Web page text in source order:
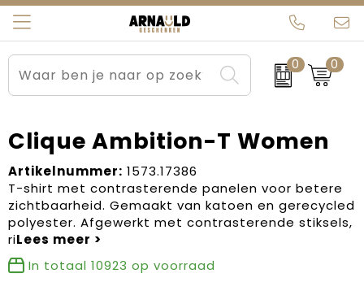
0 0
Relatiegeschenken
Sportkleding
Werkkleding
Kleding en textiel
Tassen
Beurs en Evenementen
Brievenbuspakketten
Carnaval
Dag van de Zorg
Kerstartikelen
Arnauld Kerstpakketten
MijnEigenKadootje
Ons team
Contact
Blogs
Clique Ambition-T Women
Artikelnummer: 1573.17386
T-shirt met contrasterende panelen voor betere
zichtbaarheid. Gemaakt van katoen en gerecycled
polyester. Afgewerkt met contrasterende stiksels,
ri
In totaal 10923 op voorraad